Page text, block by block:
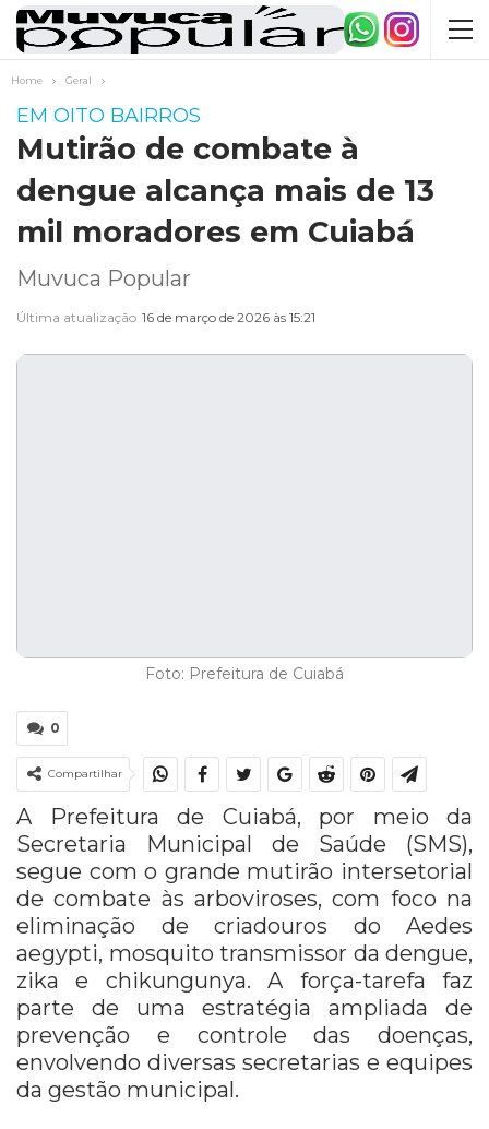
Home Geral
EM OITO BAIRROS
Mutirão de combate à
dengue alcança mais de 13
mil moradores em Cuiabá
Muvuca Popular
Última atualização 16 de março de 2026 às 15:21
Foto: Prefeitura de Cuiabá
0
Compartilhar
A Prefeitura de Cuiabá, por meio da
Secretaria Municipal de Saúde (SMS),
segue com o grande mutirão intersetorial
de combate às arboviroses, com foco na
eliminação de criadouros do Aedes
aegypti, mosquito transmissor da dengue,
zika e chikungunya. A força-tarefa faz
parte de uma estratégia ampliada de
prevenção e controle das doenças,
envolvendo diversas secretarias e equipes
da gestão municipal.